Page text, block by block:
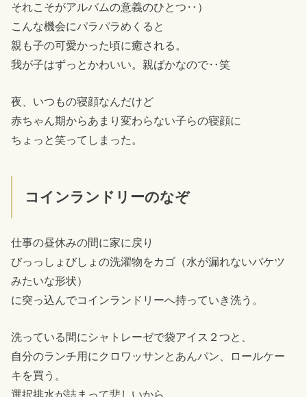
それこそがアルバムの意義のひとつ‥）
こんな機会にパラパラめくると
親も子の可愛かった頃に癒される。
我が子はずっとかわいい。親ばかなので‥笑
夜、いつもの寝顔なんだけど
赤ちゃん期からあまり変わらない子らの寝顔に
ちょっと笑ってしまった。
コインランドリーのなぞ
仕事の昼休みの間に家に戻り
びっっしょびしょの洗濯物をカゴ（水が漏れないバケツ
みたいな形状）
に突っ込んでコインランドリーへ持っていき洗う。
洗っている間にシャトレーゼで袋アイス２つと、
自分のランチ用にクロワッサンとあんパン、ロールケー
キを買う。
選択排水が詰まって悲しいから、